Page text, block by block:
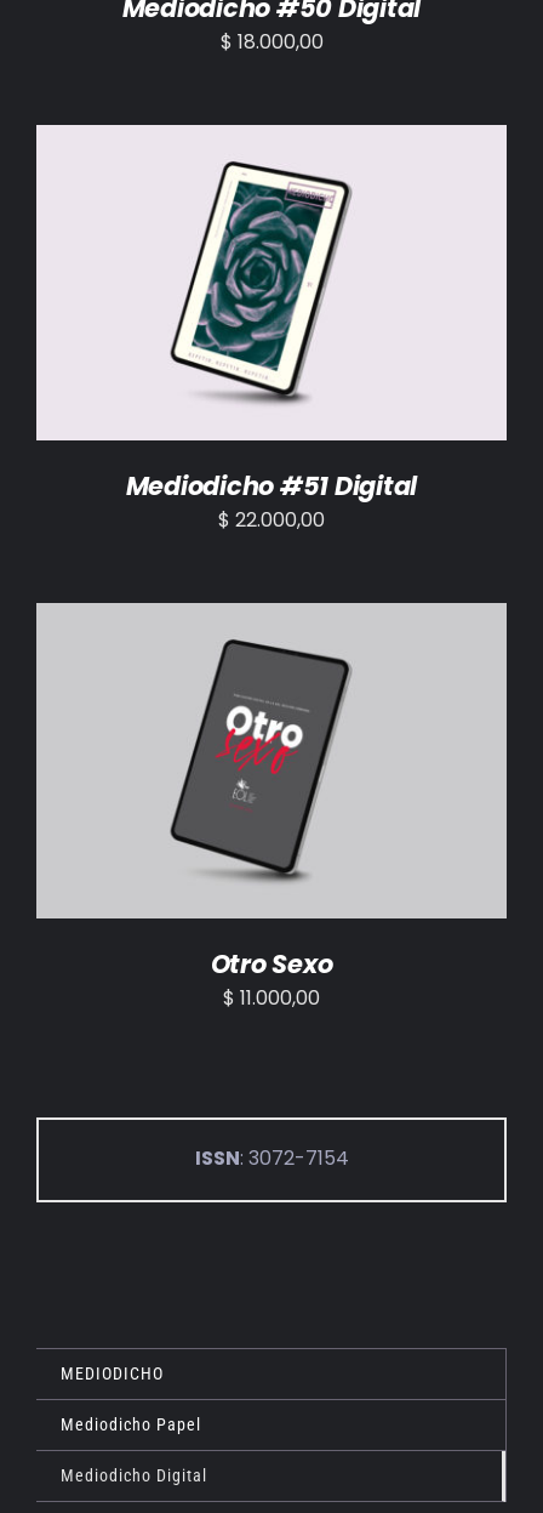
Mediodicho #50 Digital
$ 18.000,00
AÑADIR AL CARRITO /
Mediodicho #51 Digital
$ 22.000,00
AÑADIR AL CARRITO /
Otro Sexo
$ 11.000,00
ISSN: 3072-7154
MEDIODICHO
Mediodicho Papel
Mediodicho Digital